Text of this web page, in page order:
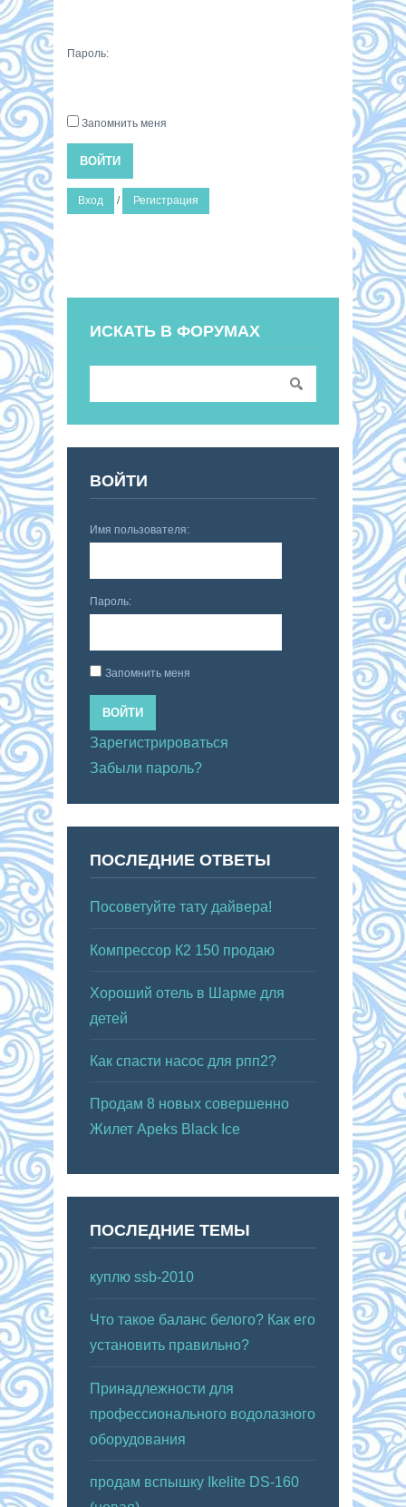
Пароль:
Запомнить меня
ВОЙТИ
Вход / Регистрация
ИСКАТЬ В ФОРУМАХ
ВОЙТИ
Имя пользователя:
Пароль:
Запомнить меня
ВОЙТИ
Зарегистрироваться
Забыли пароль?
ПОСЛЕДНИЕ ОТВЕТЫ
Посоветуйте тату дайвера!
Компрессор К2 150 продаю
Хороший отель в Шарме для
детей
Как спасти насос для рпп2?
Продам 8 новых совершенно
Жилет Apeks Black Ice
ПОСЛЕДНИЕ ТЕМЫ
куплю ssb-2010
Что такое баланс белого? Как его
установить правильно?
Принадлежности для
профессионального водолазного
оборудования
продам вспышку Ikelite DS-160